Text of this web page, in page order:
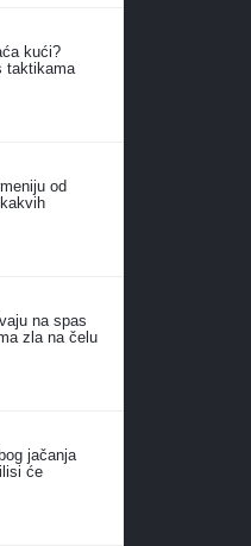
kući?
taktikama
od
na spas
zla na čelu
jačanja
će